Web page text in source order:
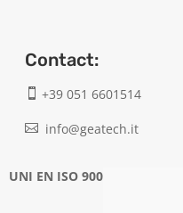
Contact:
 +39 051 6601514
 info@geatech.it
UNI EN ISO 9001: 2015